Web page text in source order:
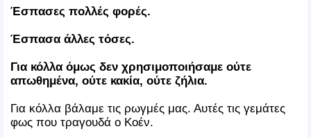
Έσπασες πολλές φορές.
Έσπασα άλλες τόσες.
Για κόλλα όμως δεν χρησιμοποιήσαμε ούτε
απωθημένα, ούτε κακία, ούτε ζήλια.
Για κόλλα βάλαμε τις ρωγμές μας. Αυτές τις γεμάτες
φως που τραγουδά ο Κοέν.